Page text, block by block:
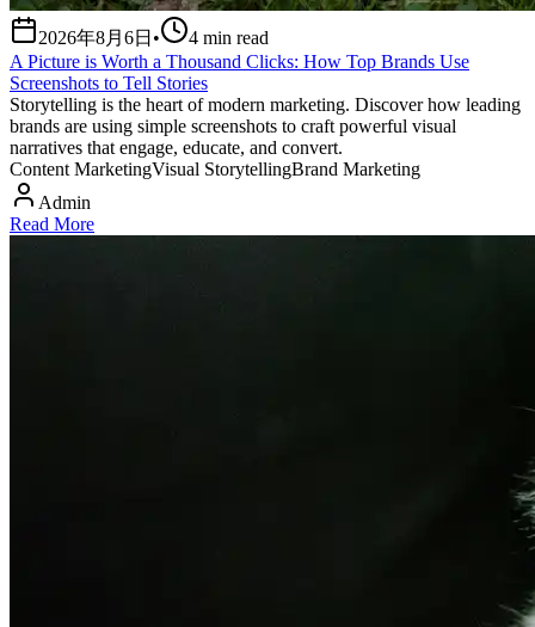
2026年8月6日 • 4 min read
A Picture is Worth a Thousand Clicks: How Top Brands Use
Screenshots to Tell Stories
Storytelling is the heart of modern marketing. Discover how leading
brands are using simple screenshots to craft powerful visual
narratives that engage, educate, and convert.
Content MarketingVisual StorytellingBrand Marketing
Admin
Read More